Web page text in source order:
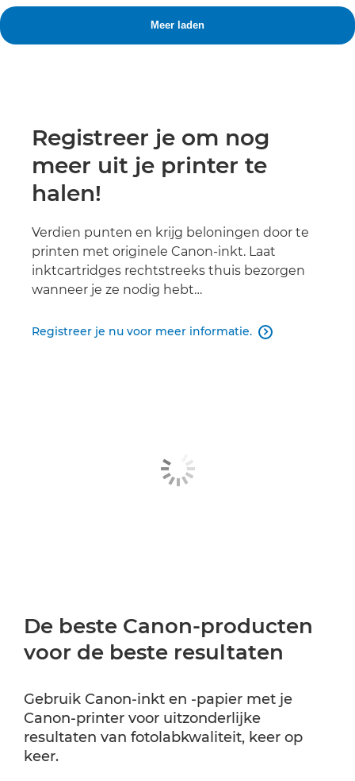
Registreer je om nog
meer uit je printer te
halen!
Verdien punten en krijg beloningen door te
printen met originele Canon-inkt. Laat
inktcartridges rechtstreeks thuis bezorgen
wanneer je ze nodig hebt…
Registreer je nu voor meer informatie. 
De beste Canon-producten
voor de beste resultaten
Gebruik Canon-inkt en -papier met je
Canon-printer voor uitzonderlijke
resultaten van fotolabkwaliteit, keer op
keer.